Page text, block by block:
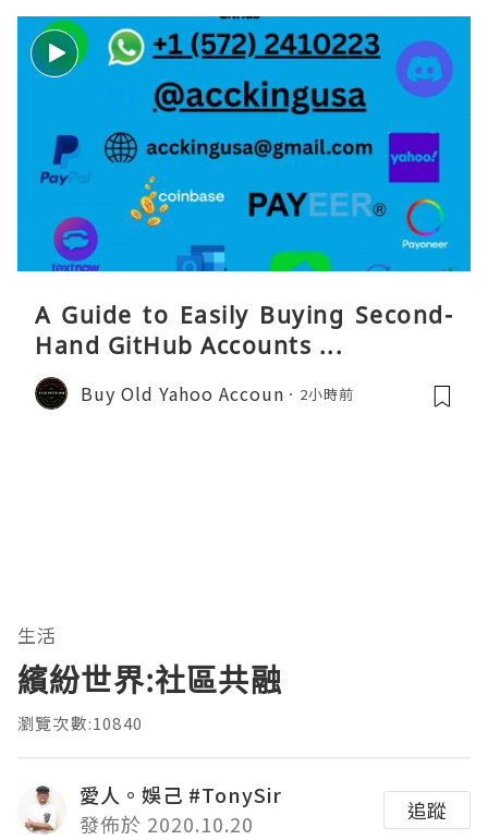
A Guide to Easily Buying Second-
Hand GitHub Accounts ...
Buy Old Yahoo Accoun 2小時前
生活
繽紛世界:社區共融
瀏覽次數:10840
愛人。娛己 #TonySir
發佈於 2020.10.20
追蹤